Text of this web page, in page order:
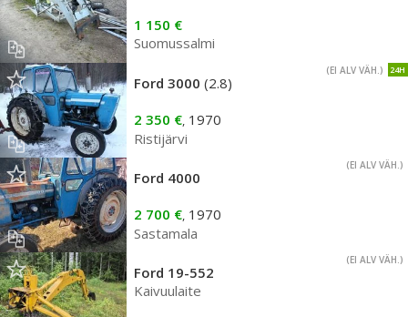
1 150 €
Suomussalmi
24H
(EI ALV VÄH.)
Ford 3000 (2.8)
2 350 €, 1970
Ristijärvi
(EI ALV VÄH.)
Ford 4000
2 700 €, 1970
Sastamala
(EI ALV VÄH.)
Ford 19-552
Kaivuulaite